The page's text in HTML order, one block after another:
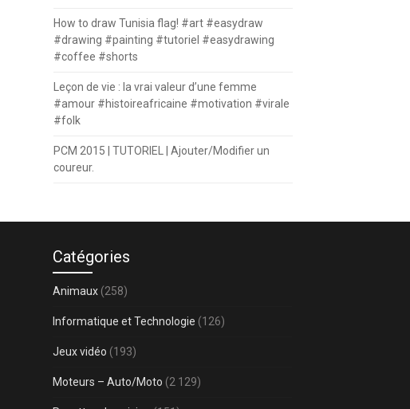
How to draw Tunisia flag! #art #easydraw
#drawing #painting #tutoriel #easydrawing
#coffee #shorts
Leçon de vie : la vrai valeur d’une femme
#amour #histoireafricaine #motivation #virale
#folk
PCM 2015 | TUTORIEL | Ajouter/Modifier un
coureur.
Catégories
Animaux (258)
Informatique et Technologie (126)
Jeux vidéo (193)
Moteurs – Auto/Moto (2 129)